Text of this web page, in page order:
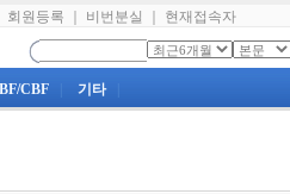
회원등록 비번분실 현재접속자
CBF 기타